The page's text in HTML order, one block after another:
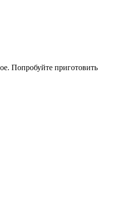
Попробуйте приготовить